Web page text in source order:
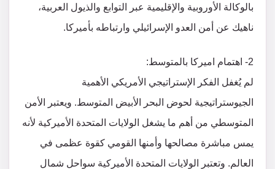
بالوكالة الأوروبية والإقليمية عبر التوابع والذيول العربية،
ناهيك عن أمن العدو الإسرائيلي وارتباطه بأميركا.
2- اهتمام اميركا بالمتوسط:
لم يُغفل الفكر الإستراتيجي الأمريكي الأهمية
الجيوستراتيجية لحوض البحر الأبيض المتوسط. ويعتبر الأمن
المتوسطي من أهم ما يشغل الولايات المتحدة الأميركية لأنه
يمس مباشرة مصالحها وأمنها القومي كقوة عظمى في
العالم. وتعتبر الولايات المتحدة الأميركية سواحل شمال